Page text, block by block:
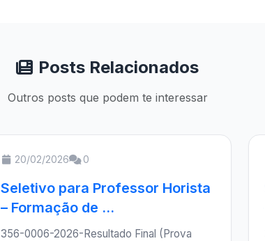
Posts Relacionados
Outros posts que podem te interessar
20/02/2026 0
Seletivo para Professor Horista
– Formação de ...
356-0006-2026-Resultado Final (Prova